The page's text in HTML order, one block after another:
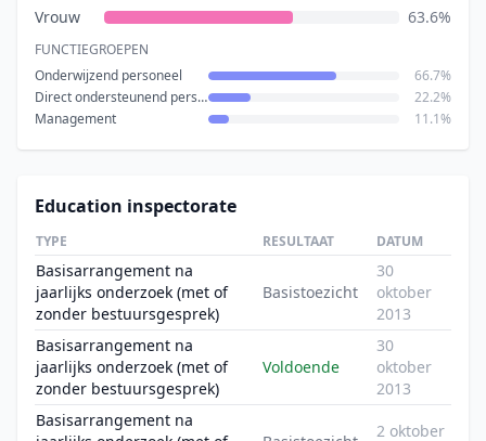
Vrouw
63.6%
FUNCTIEGROEPEN
Onderwijzend personeel
66.7%
Direct ondersteunend personeel
22.2%
Management
11.1%
Education inspectorate
TYPE RESULTAAT DATUM
Basisarrangement na
jaarlijks onderzoek (met of
zonder bestuursgesprek)
Basistoezicht
30
oktober
2013
Basisarrangement na
jaarlijks onderzoek (met of
zonder bestuursgesprek)
Voldoende
30
oktober
2013
Basisarrangement na
2 oktober